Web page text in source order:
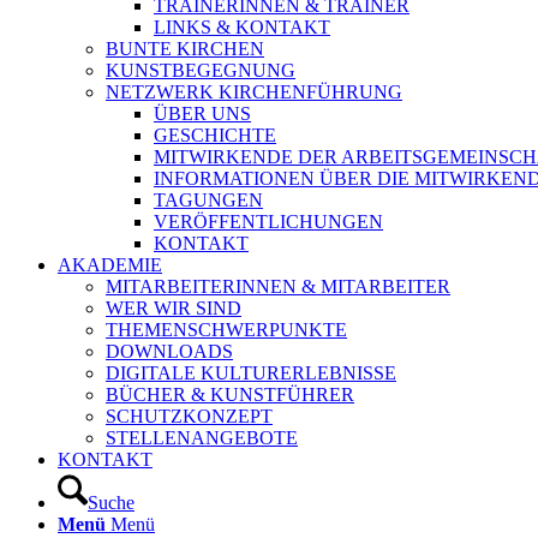
TRAINERINNEN & TRAINER
LINKS & KONTAKT
BUNTE KIRCHEN
KUNSTBEGEGNUNG
NETZWERK KIRCHENFÜHRUNG
ÜBER UNS
GESCHICHTE
MITWIRKENDE DER
INFORMATIONEN ÜBER DIE
TAGUNGEN
VERÖFFENTLICHUNGEN
KONTAKT
AKADEMIE
MITARBEITERINNEN & MITARBEITER
WER WIR SIND
THEMENSCHWERPUNKTE
DOWNLOADS
DIGITALE KULTURERLEBNISSE
BÜCHER & KUNSTFÜHRER
SCHUTZKONZEPT
STELLENANGEBOTE
KONTAKT
Suche
Menü Menü